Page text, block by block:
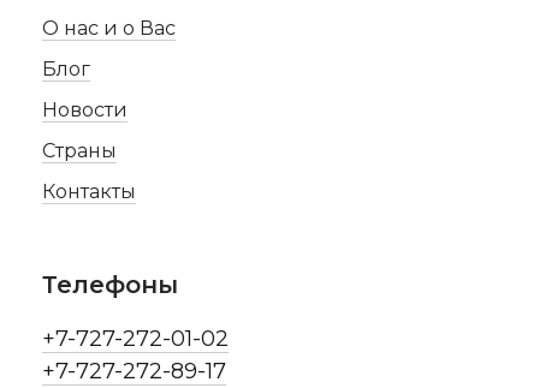
Телефоны
+7-727-272-01-02
+7-727-272-89-17
О нас и о Вас
Блог
Новости
Страны
Контакты